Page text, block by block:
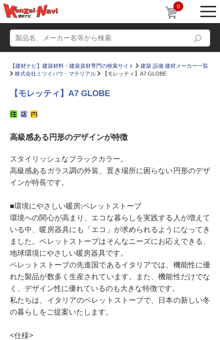
0
かたなび コラム
すまいリング
Q＆A 販売・施工代理店募集
【建材ナビ】建築材料・建築資材専門の検索サイト
建築 設備 建材メーカー一覧
株式会社ミツイバウ・マテリアル
【モレッティ】A7 GLOBE
【モレッティ】A7 GLOBE
高級感ある円形のデザインが特徴
スタイリッシュなブラックカラー。
高級感あるガラス調の外装、置き場所に困らない円形のデザ
インが特長です。
■環境にやさしい暖房:ペレットストーブ
環境への関心が高まり、エコな暮らしを実践する人が増えて
いる中、暖房器具にも「エコ」が求められるようになってき
ました。ペレットストーブはそんなニーズにお応えできる、
地球環境にやさしい暖房器具です。
ペレットストーブの先進国であるイタリアでは、機能性に優
れた製品が数多く生産されています。また、機能性だけでな
く、デザイン性に優れているのも大きな特徴です。
私たちは、イタリアのペレットストーブで、日本の新しい冬
の暮らしをご提案いたします。
<仕様>